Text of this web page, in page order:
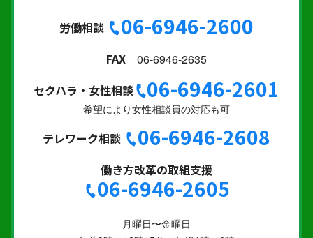
労働相談 06-6946-2600
FAX 06-6946-2635
セクハラ・女性相談 06-6946-2601
希望により女性相談員の対応も可
テレワーク相談 06-6946-2608
働き方改革の取組支援
06-6946-2605
月曜日〜金曜日